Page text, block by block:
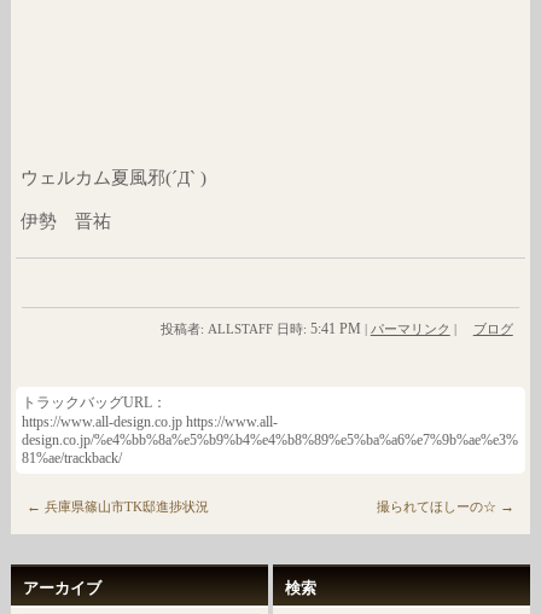
ウェルカム夏風邪(´Д` )
伊勢 晋祐
投稿者: ALLSTAFF 日時: 5:41 PM | パーマリンク | ブログ
トラックバッグURL：
https://www.all-design.co.jp https://www.all-
design.co.jp/%e4%bb%8a%e5%b9%b4%e4%b8%89%e5%ba%a6%e7%9b%ae%e3%
81%ae/trackback/
← 兵庫県篠山市TK邸進捗状況 撮られてほしーの☆ →
アーカイブ 検索